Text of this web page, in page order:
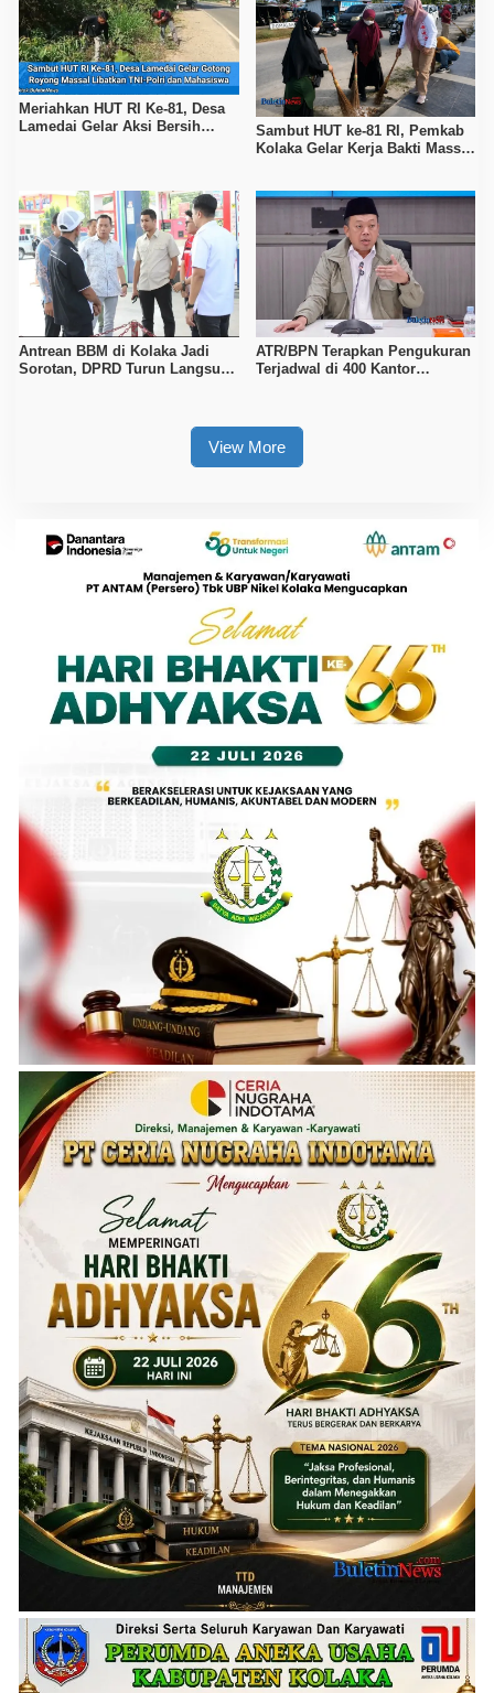
Meriahkan HUT RI Ke-81, Desa
Lamedai Gelar Aksi Bersih
Sambut HUT ke-81 RI, Pemkab
Kolaka Gelar Kerja Bakti Massal
Antrean BBM di Kolaka Jadi
Sorotan, DPRD Turun Langsung
ATR/BPN Terapkan Pengukuran
Terjadwal di 400 Kantor
View More